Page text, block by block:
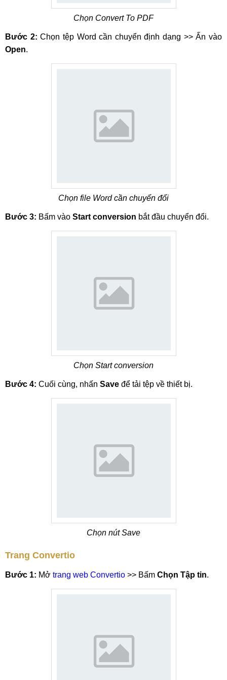
Chọn Convert To PDF
Bước 2: Chọn tệp Word cần chuyển định dạng >> Ấn vào
Open.
Chọn file Word cần chuyển đổi
Bước 3: Bấm vào Start conversion bắt đầu chuyển đổi.
Chọn Start conversion
Bước 4: Cuối cùng, nhấn Save để tải tệp về thiết bị.
Chọn nút Save
Trang Convertio
Bước 1: Mở trang web Convertio >> Bấm Chọn Tập tin.